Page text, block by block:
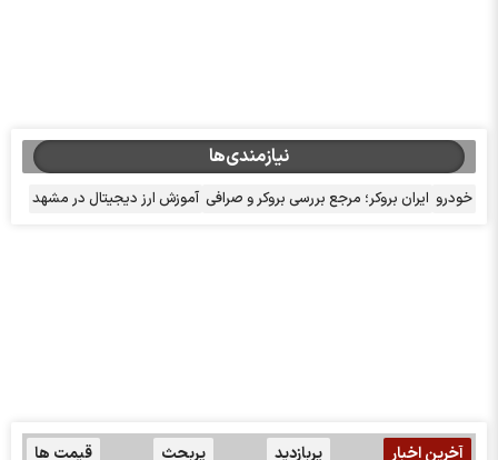
نیازمندی‌ها
خودرو ایران بروکر؛ مرجع بررسی بروکر و صرافی آموزش ارز دیجیتال در مشهد
آخرین اخبار پربازدید پربحث قیمت ها